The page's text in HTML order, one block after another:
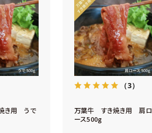
き用 うで
（3）
万葉牛 すき焼き用 肩ロ
ース500g